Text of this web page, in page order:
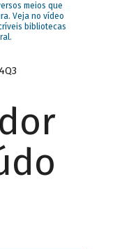
meios que
Veja no vídeo
bibliotecas